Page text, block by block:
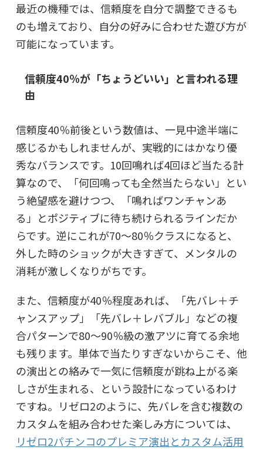
最近の機種では、信頼度を自分で調整できるも
のも増えており、自分の好みに合わせた遊び方が
可能になっています。
信頼度40％が「ちょうどいい」と言われる理
由
信頼度40％前後という数値は、一見中途半端に
感じるかもしれませんが、実戦的にはかなり優
秀なバランスです。10回鳴れば4回ほど当たる計
算なので、「何回鳴っても全然当たらない」とい
う絶望感を避けつつ、「鳴ればワンチャンあ
る」とポジティブに待ち続けられるラインだか
らです。逆にこれが70〜80％クラスになると、
外した時のショックが大きすぎて、メンタルの
消耗が激しくなりがちです。
また、信頼度が40％程度あれば、「先バレ＋チ
ャンスアップ」「先バレ＋レバブル」などの複
合パターンで80〜90％級の激アツに育てる余地
も残ります。単体で当たりすぎないからこそ、他
の演出との絡みで一気に信頼度が跳ね上がる楽
しさが生まれる、という設計になっているわけ
ですね。リゼロ2のように、先バレを含む複数の
カスタムを組み合わせた楽しみ方については、
リゼロ2パチンコのプレミア演出とカスタム活用